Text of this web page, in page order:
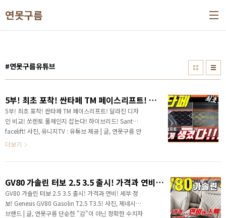
연못구름
#연못구름유튜브
5부! 최초 포착! 싼타페 TM 페이스리프트! 달라진 디자인 비교! 쏘렌토 풀체인지 잡는다! 하이브리드! Santafe facelift!
5부! 최초 포착! 싼타페 TM 페이스리프트! 달라진 디자
인 비교! 쏘렌토 풀체인지 잡는다! 하이브리드! Santafe
facelift! 사진, 유니지TV : 유튜브 제공 | 글, 연못구름 안
녕하세요? 연못구름입니다! 올해는 초반부터 신차가 쏟
서 GV80을 선보였고, 쉐보레에서 트레일 블레이저를
인공 역할을 하는 쏘렌토가 선보였습니다. "정말 정신없
이 쏟아지네요^^" 그리고 이번 달에는 3대의 차량이 출
격을 대기하고 있으며 7세대 아반떼와 제네시스 3세대
G80이 출격을 준비하고 있습니다. 지난주에는 르노삼
더보기
GV80 가솔린 터보 2.5 3.5 출시! 가격과 연비! 세부 정보! Genesis GV80 Gasolin T2.5 T3.5!
GV80 가솔린 터보 2.5 3.5 출시! 가격과 연비! 세부 정
보! Genesis GV80 Gasolin T2.5 T3.5! 사진, 제네시스
브랜드 | 글, 연못구름 단순한 "감"이 아닌 정확한 수치자